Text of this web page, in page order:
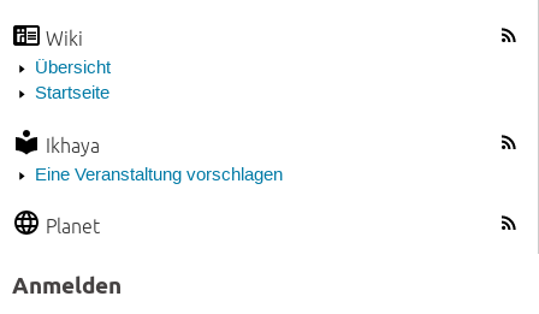
Wiki
Übersicht
Startseite
Ikhaya
Eine Veranstaltung vorschlagen
Planet
Anmelden